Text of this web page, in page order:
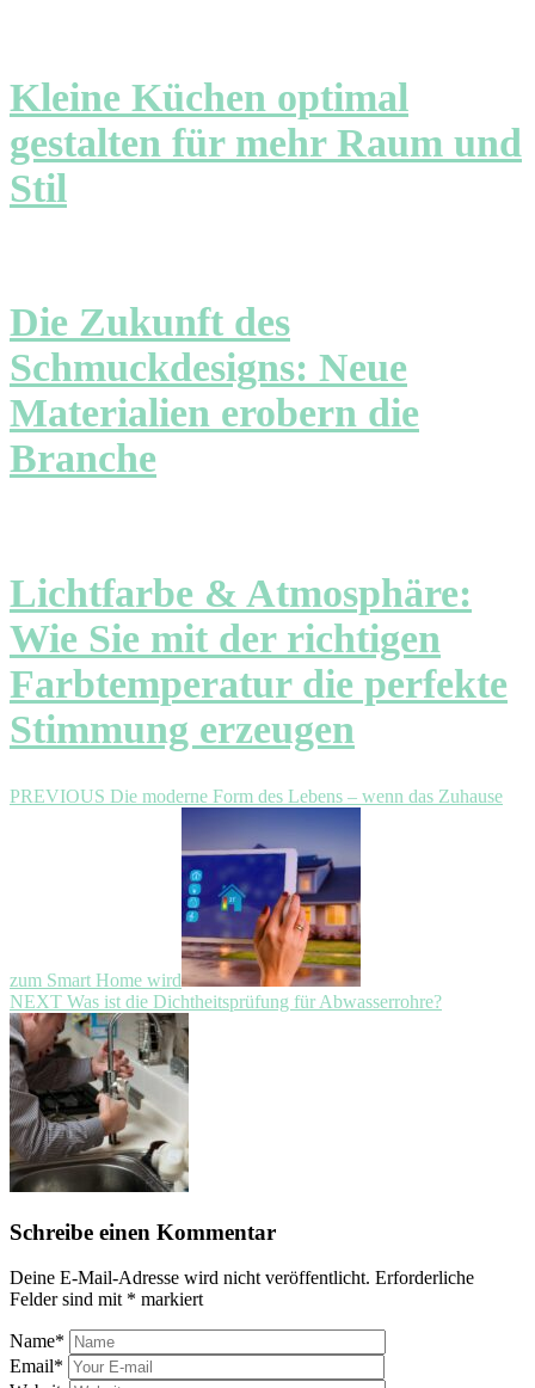
Kleine Küchen optimal
gestalten für mehr Raum und
Stil
Die Zukunft des
Schmuckdesigns: Neue
Materialien erobern die
Branche
Lichtfarbe & Atmosphäre:
Wie Sie mit der richtigen
Farbtemperatur die perfekte
Stimmung erzeugen
Beitragsnavigation
PREVIOUS Previous
Die moderne Form des Lebens – wenn das Zuhause
zum Smart Home wird
NEXT Next
post:
Was ist die Dichtheitsprüfung für Abwasserrohre?
Schreibe einen Kommentar
Deine E-Mail-Adresse wird nicht veröffentlicht. Erforderliche
Felder sind mit * markiert
Name*
Email*